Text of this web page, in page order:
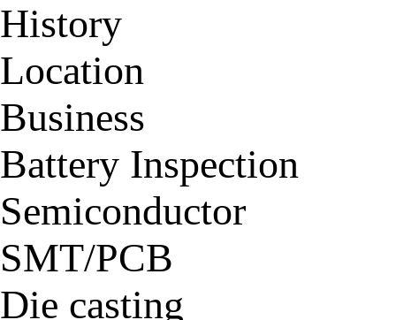
History
Location
Business
Battery Inspection
Semiconductor
SMT/PCB
Die casting